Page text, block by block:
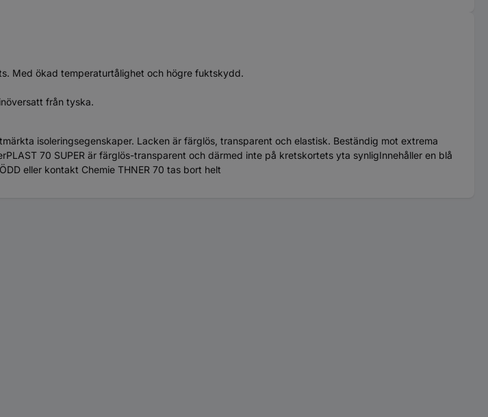
Med ökad temperaturtålighet och högre fuktskydd.
från tyska.
isoleringsegenskaper. Lacken är färglös, transparent och elastisk. Beständig mot extrema
70 SUPER är färglös-transparent och därmed inte på kretskortets yta synligInnehåller en blå
eller kontakt Chemie THNER 70 tas bort helt